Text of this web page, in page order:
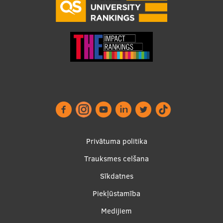
Starptautiskā sadarbība
Mobilitātes programmas
EURAXESS RSU kontaktpunkts
Privātuma politika
Trauksmes celšana
Sīkdatnes
Piekļūstamība
Medijiem